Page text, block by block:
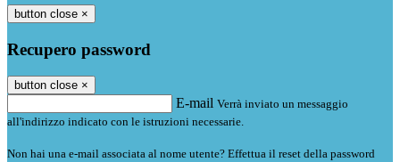
button close ×
Recupero password
button close ×
E-mail Verrà inviato un messaggio
all'indirizzo indicato con le istruzioni necessarie.
Non hai una e-mail associata al nome utente? Effettua il reset della password